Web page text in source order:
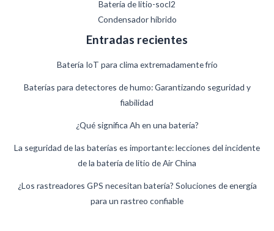
Batería de litio-socl2
Condensador híbrido
Entradas recientes
Batería IoT para clima extremadamente frío
Baterías para detectores de humo: Garantizando seguridad y
fiabilidad
¿Qué significa Ah en una batería?
La seguridad de las baterías es importante: lecciones del incidente
de la batería de litio de Air China
¿Los rastreadores GPS necesitan batería? Soluciones de energía
para un rastreo confiable
Swedish
German